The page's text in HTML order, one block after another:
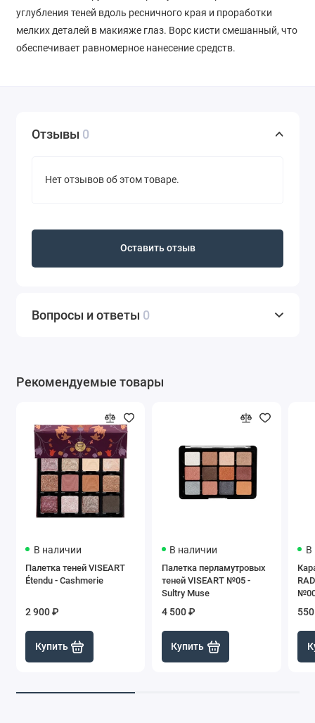
углубления теней вдоль ресничного края и проработки
мелких деталей в макияже глаз. Ворс кисти смешанный, что
обеспечивает равномерное нанесение средств.
Отзывы 0
Нет отзывов об этом товаре.
Оставить отзыв
Вопросы и ответы 0
Рекомендуемые товары
В наличии
Палетка теней VISEART
Étendu - Cashmerie
2 900 ₽
Купить
В наличии
Палетка перламутровых
теней VISEART №05 -
Sultry Muse
4 500 ₽
Купить
В